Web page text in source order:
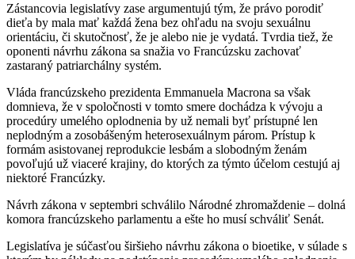
Zástancovia legislatívy zase argumentujú tým, že právo porodiť
dieťa by mala mať každá žena bez ohľadu na svoju sexuálnu
orientáciu, či skutočnosť, že je alebo nie je vydatá. Tvrdia tiež, že
oponenti návrhu zákona sa snažia vo Francúzsku zachovať
zastaraný patriarchálny systém.
Vláda francúzskeho prezidenta Emmanuela Macrona sa však
domnieva, že v spoločnosti v tomto smere dochádza k vývoju a
procedúry umelého oplodnenia by už nemali byť prístupné len
neplodným a zosobášeným heterosexuálnym párom. Prístup k
formám asistovanej reprodukcie lesbám a slobodným ženám
povoľujú už viaceré krajiny, do ktorých za týmto účelom cestujú aj
niektoré Francúzky.
Návrh zákona v septembri schválilo Národné zhromaždenie – dolná
komora francúzskeho parlamentu a ešte ho musí schváliť Senát.
Legislatíva je súčasťou širšieho návrhu zákona o bioetike, v súlade s